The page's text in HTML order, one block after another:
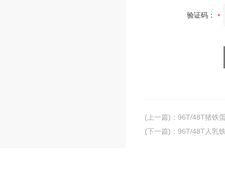
验证码：
(上一篇) ： 96T/48T猪铁
(下一篇) ： 96T/48T人乳